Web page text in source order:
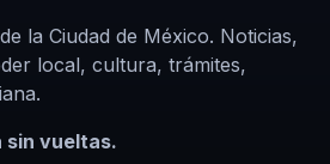
la Ciudad de México. Noticias,
local, cultura, trámites,
sin vueltas.